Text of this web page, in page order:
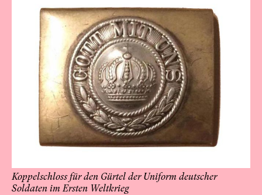
Koppelschloss für den Gürtel der Uniform deutscher
Soldaten im Ersten Weltkrieg